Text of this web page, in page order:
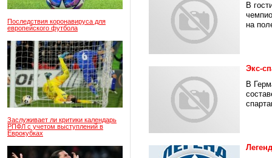
Последствия коронавируса для
европейского футбола
Заслуживает ли критики календарь
РПФЛ с учетом выступлений в
Еврокубках
В
на
Экс-
В